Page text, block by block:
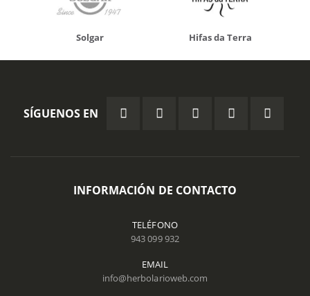
Solgar Hifas da Terra
SÍGUENOS EN
INFORMACIÓN DE CONTACTO
TELÉFONO
943 099 932
EMAIL
info@herbolarioweb.com